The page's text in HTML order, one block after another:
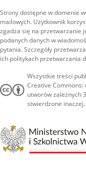
Strony dostępne w domenie
mailowych. Użytkownik
zgadza się na przetwarzanie
podanych danych w
pytania. Szczegóły
ich politykach przetwarzania
Wszystkie treści
Creative Commons:
utworów zależnych
stwierdzone inaczej.